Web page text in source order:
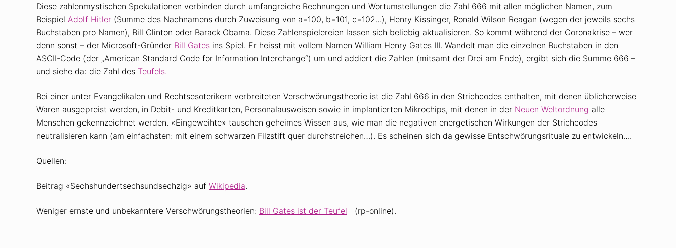
Diese zahlenmystischen Spekulationen verbinden durch umfangreiche Rechnungen und Wortumstellungen die Zahl 666 mit allen möglichen Namen, zum
Beispiel Adolf Hitler (Summe des Nachnamens durch Zuweisung von a=100, b=101, c=102…), Henry Kissinger, Ronald Wilson Reagan (wegen der jeweils sechs
Buchstaben pro Namen), Bill Clinton oder Barack Obama. Diese Zahlenspielereien lassen sich beliebig aktualisieren. So kommt während der Coronakrise – wer
denn sonst – der Microsoft-Gründer Bill Gates ins Spiel. Er heisst mit vollem Namen William Henry Gates III. Wandelt man die einzelnen Buchstaben in den
ASCII-Code (der „American Standard Code for Information Interchange“) um und addiert die Zahlen (mitsamt der Drei am Ende), ergibt sich die Summe 666 –
und siehe da: die Zahl des Teufels.
Bei einer unter Evangelikalen und Rechtsesoterikern verbreiteten Verschwörungstheorie ist die Zahl 666 in den Strichcodes enthalten, mit denen üblicherweise
Waren ausgepreist werden, in Debit- und Kreditkarten, Personalausweisen sowie in implantierten Mikrochips, mit denen in der Neuen Weltordnung alle
Menschen gekennzeichnet werden. «Eingeweihte» tauschen geheimes Wissen aus, wie man die negativen energetischen Wirkungen der Strichcodes
neutralisieren kann (am einfachsten: mit einem schwarzen Filzstift quer durchstreichen…). Es scheinen sich da gewisse Entschwörungsrituale zu entwickeln….
Quellen:
Beitrag «Sechshundertsechsundsechzig» auf Wikipedia.
Weniger ernste und unbekanntere Verschwörungstheorien: Bill Gates ist der Teufel (rp-online).